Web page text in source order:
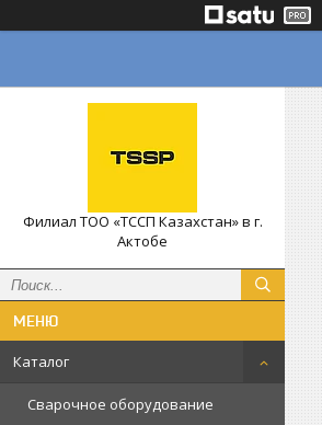
Филиал ТОО «ТССП Казахстан» в г.
Актобе
Каталог
Сварочное оборудование